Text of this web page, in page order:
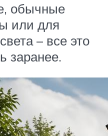
обычные
или для
– все это
заранее.